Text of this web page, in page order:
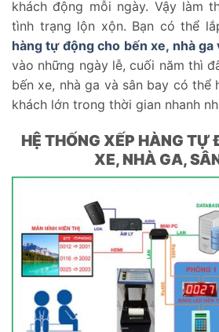
khách động mỗi ngày. Vậy làm
tình trạng lộn xộn. Bạn có thể
hàng tự động cho bến xe, nhà ga
vào những ngày lễ, cuối năm thì
bến xe, nhà ga và sân bay có
khách lớn trong thời gian nhanh
HỆ THỐNG XẾP HÀNG TỰ
XE, NHÀ GA,